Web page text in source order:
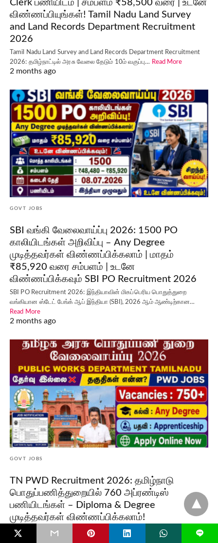
Clerk பணியிடம் | சம்பளம் ₹58,500 வரை | உடனே
விண்ணப்பியுங்கள்! Tamil Nadu Land Survey
and Land Records Department Recruitment
2026
Tamil Nadu Land Survey and Land Records Department Recruitment
2026: தமிழ்நாட்டில் அரசு வேலை தேடும் 10ம் வகுப்பு… Read More
2 months ago
GOVT JOBS
SBI வங்கி வேலைவாய்ப்பு 2026: 1500 PO
காலியிடங்கள் அறிவிப்பு – Any Degree
முடித்தவர்கள் விண்ணப்பிக்கலாம் | மாதம்
₹85,920 வரை சம்பளம் | உடனே
விண்ணப்பிக்கவும் SBI PO Recruitment 2026
SBI PO Recruitment 2026: இந்தியாவின் மிகப்பெரிய பொதுத்துறை
வங்கியான ஸ்டேட் பேங்க் ஆப் இந்தியா (SBI), 2026 ஆம் ஆண்டிற்கான…
Read More
2 months ago
GOVT JOBS
TN PWD Recruitment 2026: தமிழ்நாடு
பொதுப்பணித்துறையில் 760 அப்ரண்டிஸ்
பணியிடங்கள் – Diploma & Degree
முடித்தவர்கள் விண்ணப்பிக்கலாம்!
TN PWD Recruitment 2026: தமிழ்நாடு பொதுப்பணித்துறை (Tamil Nadu
L